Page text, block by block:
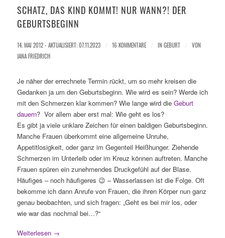
SCHATZ, DAS KIND KOMMT! NUR WANN?! DER
GEBURTSBEGINN
14. MAI 2012 - AKTUALISIERT: 07.11.2023 / 16 KOMMENTARE / IN GEBURT /
VON
JANA FRIEDRICH
Je näher der errechnete Termin rückt, um so mehr kreisen die
Gedanken ja um den Geburtsbeginn. Wie wird es sein? Werde ich
mit den Schmerzen klar kommen? Wie lange wird die Geburt
dauern? Vor allem aber erst mal: Wie geht es los?
Es gibt ja viele unklare Zeichen für einen baldigen Geburtsbeginn.
Manche Frauen überkommt eine allgemeine Unruhe,
Appetitlosigkeit, oder ganz im Gegenteil Heißhunger. Ziehende
Schmerzen im Unterleib oder im Kreuz können auftreten. Manche
Frauen spüren ein zunehmendes Druckgefühl auf der Blase.
Häufiges – noch häufigeres 😉 – Wasserlassen ist die Folge. Oft
bekomme ich dann Anrufe von Frauen, die ihren Körper nun ganz
genau beobachten, und sich fragen: „Geht es bei mir los, oder
wie war das nochmal bei…?“
Weiterlesen→